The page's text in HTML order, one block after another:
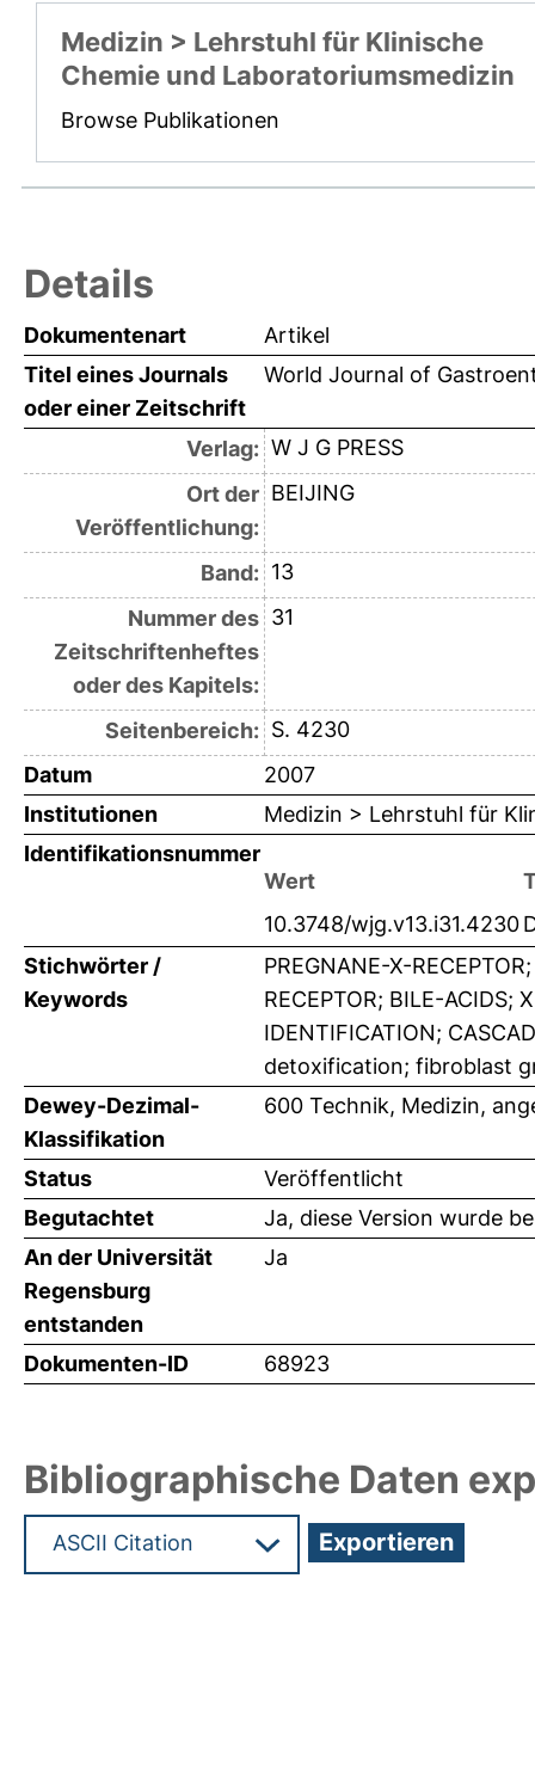
Medizin > Lehrstuhl für Klinische
Chemie und Laboratoriumsmedizin
Browse Publikationen
Details
Dokumentenart
Artikel
Titel eines Journals
oder einer Zeitschrift
World Journal of
Verlag: W J G PRESS
Ort der
Veröffentlichung:
BEIJING
Band: 13
Nummer des
Zeitschriftenheftes
oder des Kapitels:
31
Seitenbereich: S. 4230
Datum
2007
Institutionen
Medizin > Lehrstuhl für
Identifikationsnummer
Wert
10.3748/wjg.v13.i31.4230
Stichwörter /
Keywords
PREGNANE-X-
RECEPTOR; BILE-ACIDS;
IDENTIFICATION;
detoxification; fibroblast
Dewey-Dezimal-
Klassifikation
600 Technik, Medizin,
Status
Veröffentlicht
Begutachtet
Ja, diese Version wurde
An der Universität
Regensburg
entstanden
Ja
Dokumenten-ID 68923
Bibliographische Daten